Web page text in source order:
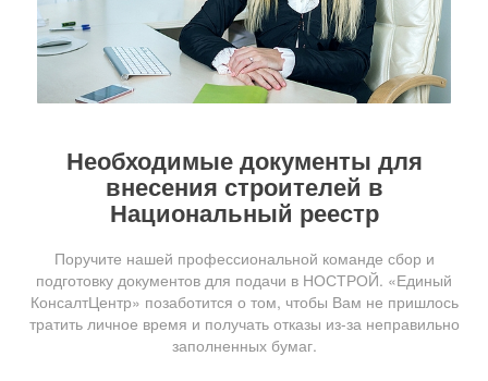
Необходимые документы для
внесения строителей в
Национальный реестр
Поручите нашей профессиональной команде сбор и
подготовку документов для подачи в НОСТРОЙ. «Единый
КонсалтЦентр» позаботится о том, чтобы Вам не пришлось
тратить личное время и получать отказы из-за неправильно
заполненных бумаг.